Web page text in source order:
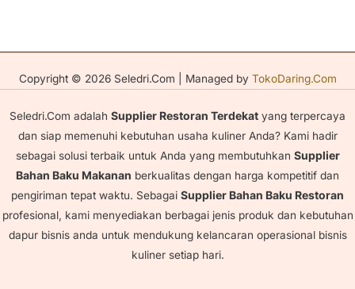
Copyright © 2026 Seledri.Com | Managed by TokoDaring.Com
Seledri.Com adalah Supplier Restoran Terdekat yang terpercaya
dan siap memenuhi kebutuhan usaha kuliner Anda? Kami hadir
sebagai solusi terbaik untuk Anda yang membutuhkan Supplier
Bahan Baku Makanan berkualitas dengan harga kompetitif dan
pengiriman tepat waktu. Sebagai Supplier Bahan Baku Restoran
profesional, kami menyediakan berbagai jenis produk dan kebutuhan
dapur bisnis anda untuk mendukung kelancaran operasional bisnis
kuliner setiap hari.